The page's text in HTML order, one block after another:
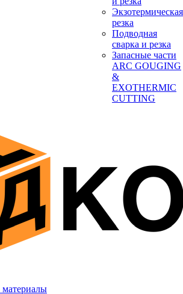
Экзотермическая
резка
Подводная
сварка и резка
Запасные части
ARC GOUGING
&
EXOTHERMIC
CUTTING